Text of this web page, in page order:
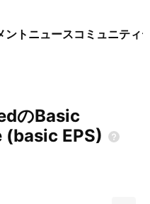
ント ニュースコミュニティ
のBasic
(basic EPS)